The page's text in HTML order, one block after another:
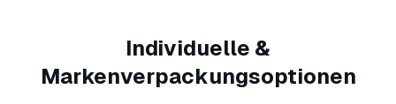
Individuelle &
Markenverpackungsoptionen